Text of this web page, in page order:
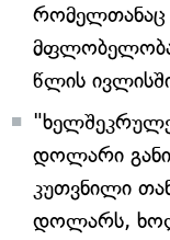
რომელთანაც
წლის
დოლარი
კუთვნილი
დოლარს,